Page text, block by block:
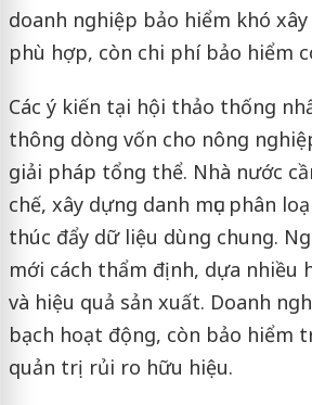
doanh nghiệp bảo hiểm khó
phù hợp, còn chi phí bảo hiểm
Các ý kiến tại hội thảo thống
thông dòng vốn cho nông
giải pháp tổng thể. Nhà nước
chế, xây dựng danh mục phân
thúc đẩy dữ liệu dùng chung.
mới cách thẩm định, dựa nhiều
và hiệu quả sản xuất. Doanh
bạch hoạt động, còn bảo hiểm
quản trị rủi ro hữu hiệu.